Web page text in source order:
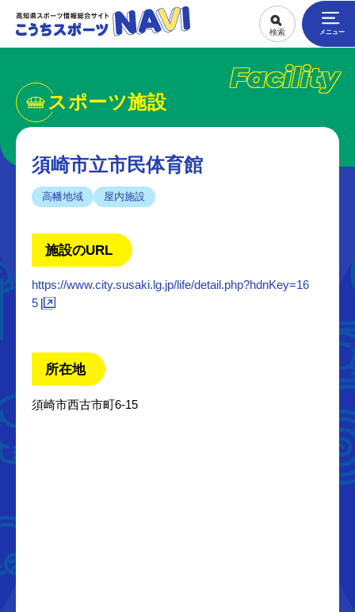
Facility
スポーツ施設
須崎市立市民体育館
高幡地域 屋内施設
施設のURL
https://www.city.susaki.lg.jp/life/detail.php?hdnKey=16
5
所在地
須崎市西古市町6-15